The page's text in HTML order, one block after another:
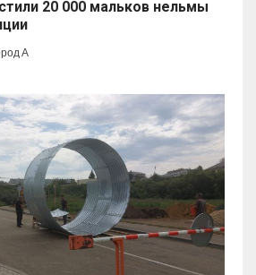
20 000 мальков нельмы
А